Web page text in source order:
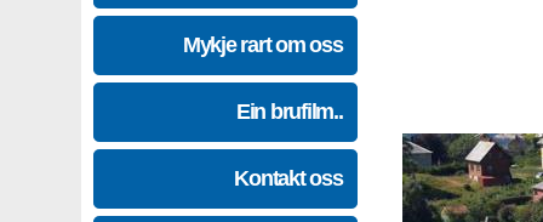
Mykje rart om oss
Ein brufilm..
Kontakt oss